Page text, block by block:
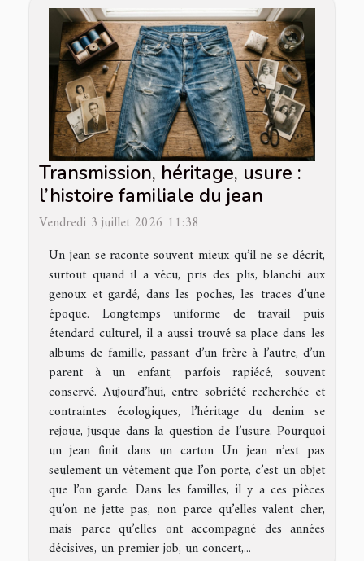
Transmission, héritage, usure :
l’histoire familiale du jean
Vendredi 3 juillet 2026 11:38
Un jean se raconte souvent mieux qu’il ne se décrit,
surtout quand il a vécu, pris des plis, blanchi aux
genoux et gardé, dans les poches, les traces d’une
époque. Longtemps uniforme de travail puis
étendard culturel, il a aussi trouvé sa place dans les
albums de famille, passant d’un frère à l’autre, d’un
parent à un enfant, parfois rapiécé, souvent
conservé. Aujourd’hui, entre sobriété recherchée et
contraintes écologiques, l’héritage du denim se
rejoue, jusque dans la question de l’usure. Pourquoi
un jean finit dans un carton Un jean n’est pas
seulement un vêtement que l’on porte, c’est un objet
que l’on garde. Dans les familles, il y a ces pièces
qu’on ne jette pas, non parce qu’elles valent cher,
mais parce qu’elles ont accompagné des années
décisives, un premier job, un concert,...